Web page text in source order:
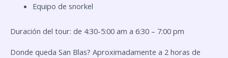
Equipo de snorkel
Duración del tour: de 4:30-5:00 am a 6:30 – 7:00 pm
Donde queda San Blas? Aproximadamente a 2 horas de